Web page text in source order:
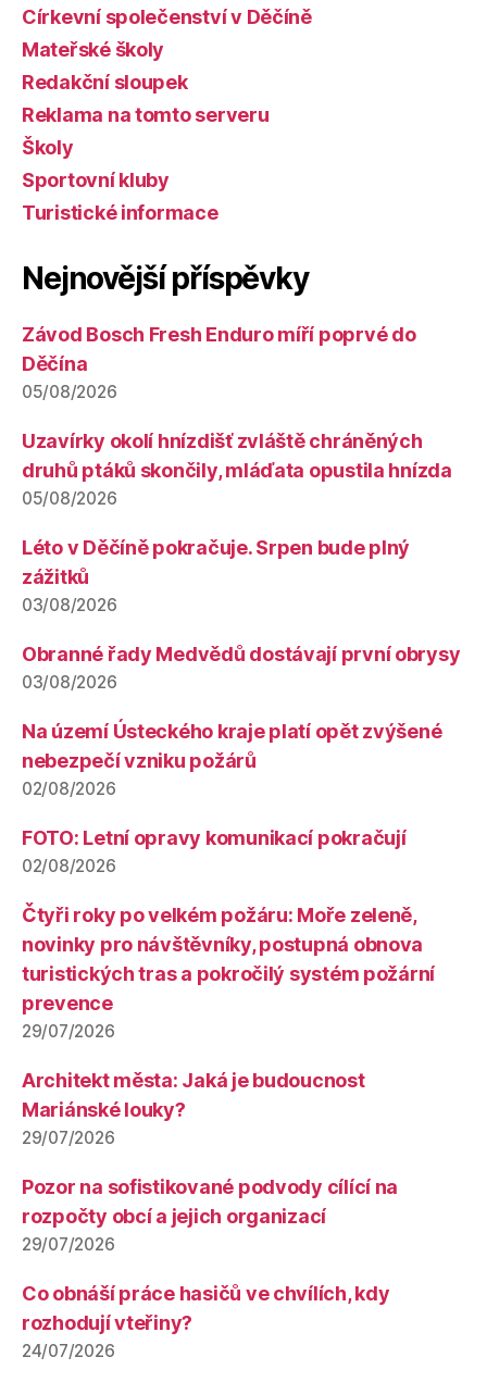
Církevní společenství v Děčíně
Mateřské školy
Redakční sloupek
Reklama na tomto serveru
Školy
Sportovní kluby
Turistické informace
Nejnovější příspěvky
Závod Bosch Fresh Enduro míří poprvé do
Děčína
05/08/2026
Uzavírky okolí hnízdišť zvláště chráněných
druhů ptáků skončily, mláďata opustila hnízda
05/08/2026
Léto v Děčíně pokračuje. Srpen bude plný
zážitků
03/08/2026
Obranné řady Medvědů dostávají první obrysy
03/08/2026
Na území Ústeckého kraje platí opět zvýšené
nebezpečí vzniku požárů
02/08/2026
FOTO: Letní opravy komunikací pokračují
02/08/2026
Čtyři roky po velkém požáru: Moře zeleně,
novinky pro návštěvníky, postupná obnova
turistických tras a pokročilý systém požární
prevence
29/07/2026
Architekt města: Jaká je budoucnost
Mariánské louky?
29/07/2026
Pozor na sofistikované podvody cílící na
rozpočty obcí a jejich organizací
29/07/2026
Co obnáší práce hasičů ve chvílích, kdy
rozhodují vteřiny?
24/07/2026